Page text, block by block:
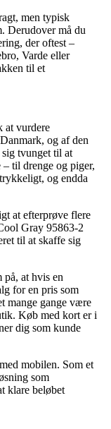
men typisk
Derudover må du
der oftest –
Varde eller
til et
at vurdere
og af den
sig tvunget til at
til drenge og piger,
og endda
at efterprøve flere
Gray 95863-2
til at skaffe sig
at hvis en
for en pris som
mange gange være
Køb med kort er i
dig som kunde
mobilen. Som et
som
klare beløbet